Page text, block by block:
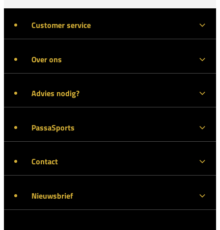
Customer service
Over ons
Advies nodig?
PassaSports
Contact
Nieuwsbrief